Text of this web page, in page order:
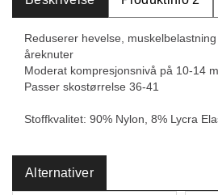
Reduserer hevelse,
åreknuter
Moderat kompresjonsnivå på 10-14
Passer skostørrelse 36-41
Stoffkvalitet: 90% Nylon, 8% Lycra
Alternativer